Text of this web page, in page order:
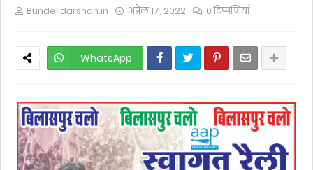
Bundelidarshan.in अप्रैल 17, 2022 0 टिप्पणियाँ
WhatsApp